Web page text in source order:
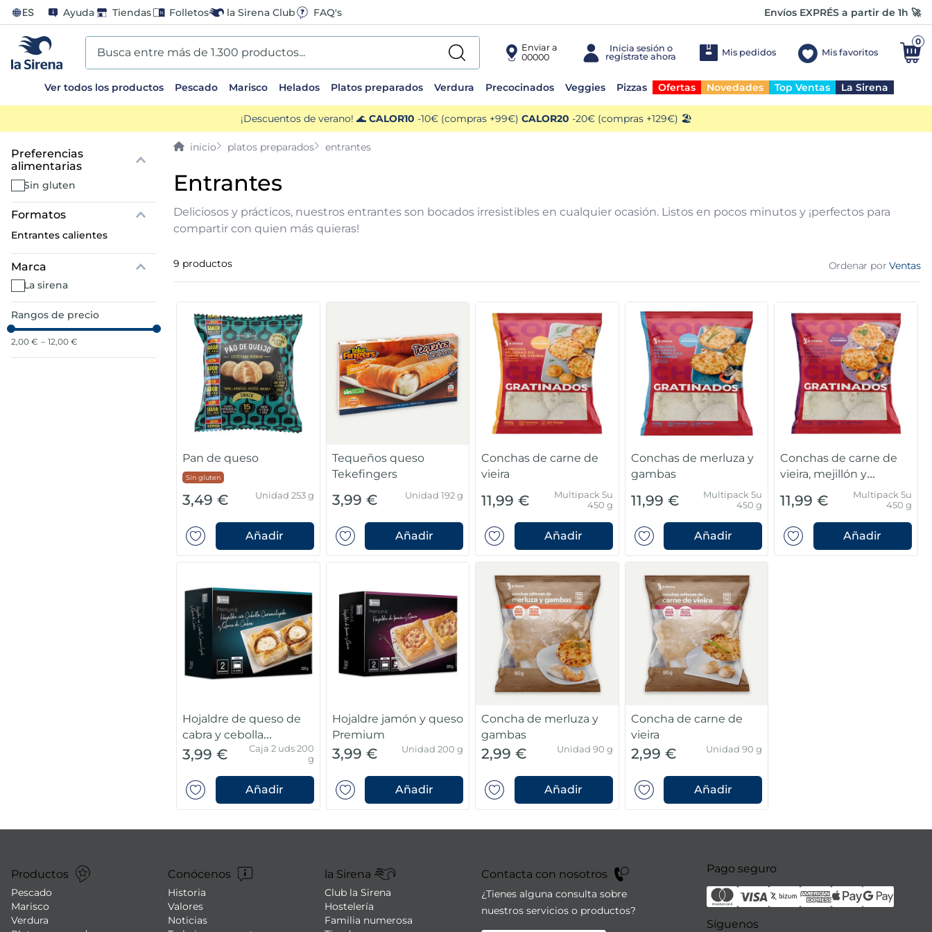
ES Ayuda Tiendas Folletos la Sirena Club FAQ's Envíos EXPRÉS a partir de 1h 🚀
Busca entre más de 1.300 productos...
Enviar a
00000
Mis pedidos Mis favoritos
0
Ver todos los productos Pescado Marisco Helados Platos preparados Verdura Precocinados Veggies Pizzas Ofertas Novedades Top Ventas La Sirena
¡Descuentos de verano! 🌊 CALOR10 -10€ (compras +99€) CALOR20 -20€ (compras +129€) 🏖️
sin gluten
entrantes calientes
Marca
la sirena
Rangos de precio
2,00 € – 12,00 €
platos preparados entrantes
entrantes
Deliciosos y prácticos, nuestros entrantes son bocados irresistibles en cualquier ocasión. Listos en pocos minutos y ¡perfectos para
compartir con quien más quieras!
9 productos Ordenar por Ventas
Pan de queso
Sin gluten
3,49 € Unidad 253 g
Añadir
Tequeños queso
Tekefingers
3,99 € Unidad 192 g
Añadir
Conchas de carne de
vieira
11,99 €
Multipack 5u
450 g
Añadir
Conchas de merluza y
gambas
11,99 €
Multipack 5u
450 g
Añadir
Conchas de carne de
vieira, mejillón y
11,99 €
Multipack 5u
450 g
Añadir
Hojaldre de queso de
cabra y cebolla
caramelizada Premium
3,99 €
Caja 2 uds 200
g
Añadir
Hojaldre jamón y queso
Premium
3,99 € Unidad 200 g
Añadir
Concha de merluza y
gambas
2,99 € Unidad 90 g
Añadir
Concha de carne de
vieira
2,99 € Unidad 90 g
Añadir
Productos
Pescado
Marisco
Verdura
Conócenos
Historia
Valores
Noticias
la Sirena
Club la Sirena
Hostelería
Familia numerosa
Contacta con nosotros
¿Tienes alguna consulta sobre
nuestros servicios o productos?
Pago seguro
Síguenos
TÉRMINOS MÁS BUSCADOS
1. helados sirena
2. gambas
3. patatas
4. gamba
5. verduras
6. croquetas
7. canelones